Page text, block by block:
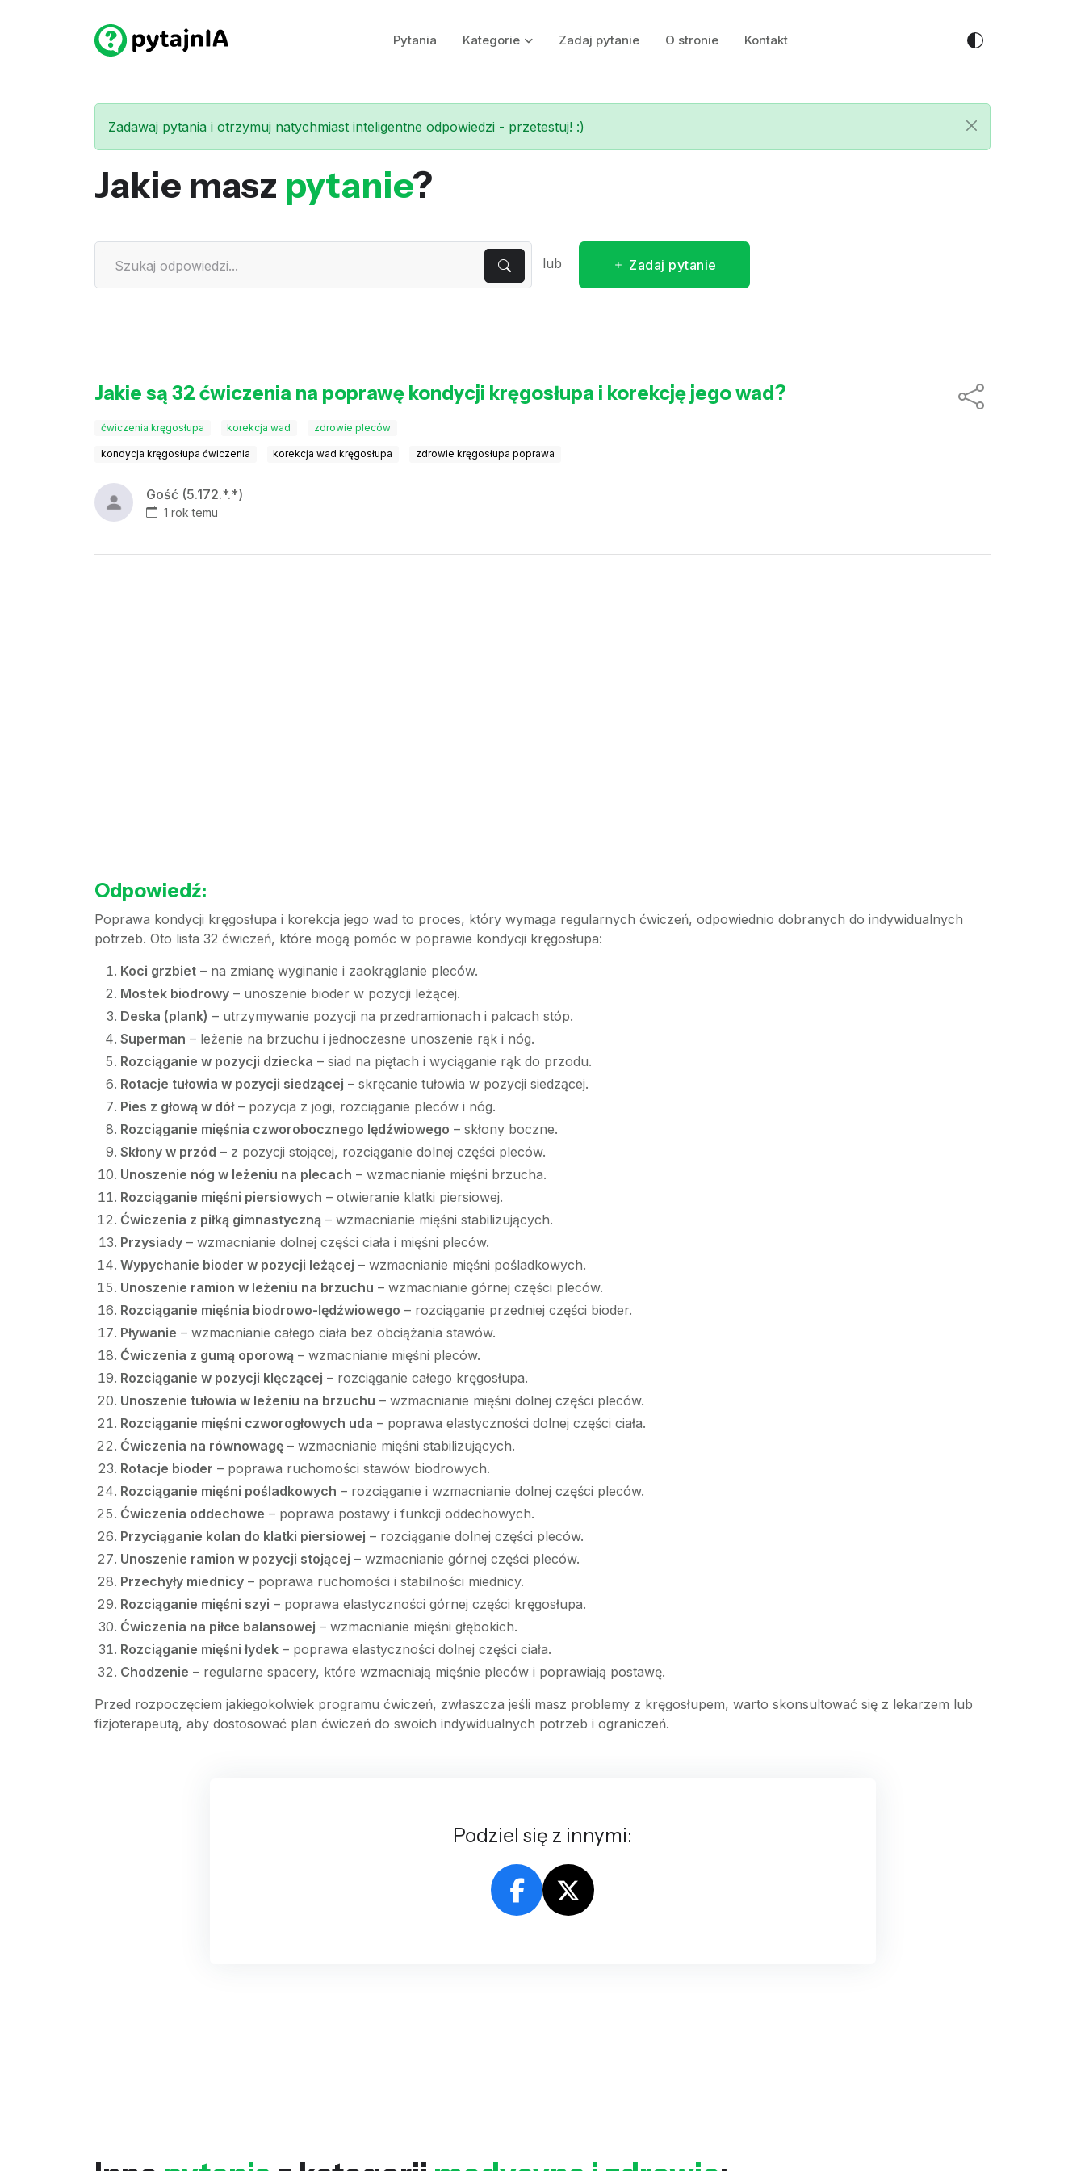
Pytania Kategorie Zadaj pytanie O stronie Kontakt
Zadawaj pytania i otrzymuj natychmiast inteligentne odpowiedzi - przetestuj! :)
Jakie masz pytanie?
lub Zadaj pytanie
Jakie są 32 ćwiczenia na poprawę kondycji kręgosłupa i korekcję jego wad?
ćwiczenia kręgosłupa korekcja wad zdrowie pleców
kondycja kręgosłupa ćwiczenia korekcja wad kręgosłupa zdrowie kręgosłupa poprawa
Gość (5.172.*.*)
1 rok temu
Odpowiedź:
Poprawa kondycji kręgosłupa i korekcja jego wad to proces, który wymaga regularnych ćwiczeń, odpowiednio dobranych do indywidualnych
potrzeb. Oto lista 32 ćwiczeń, które mogą pomóc w poprawie kondycji kręgosłupa:
Koci grzbiet – na zmianę wyginanie i zaokrąglanie pleców.
Mostek biodrowy – unoszenie bioder w pozycji leżącej.
Deska (plank) – utrzymywanie pozycji na przedramionach i palcach stóp.
Superman – leżenie na brzuchu i jednoczesne unoszenie rąk i nóg.
Rozciąganie w pozycji dziecka – siad na piętach i wyciąganie rąk do przodu.
Rotacje tułowia w pozycji siedzącej – skręcanie tułowia w pozycji siedzącej.
Pies z głową w dół– pozycja z jogi, rozciąganie pleców i nóg.
Rozciąganie mięśnia czworobocznego lędźwiowego – skłony boczne.
Skłony w przód – z pozycji stojącej, rozciąganie dolnej części pleców.
Unoszenie nóg w leżeniu na plecach – wzmacnianie mięśni brzucha.
Rozciąganie mięśni piersiowych – otwieranie klatki piersiowej.
Ćwiczenia z piłką gimnastyczną – wzmacnianie mięśni stabilizujących.
Przysiady – wzmacnianie dolnej części ciała i mięśni pleców.
Wypychanie bioder w pozycji leżącej – wzmacnianie mięśni pośladkowych.
Unoszenie ramion w leżeniu na brzuchu – wzmacnianie górnej części pleców.
Rozciąganie mięśnia biodrowo-lędźwiowego – rozciąganie przedniej części bioder.
Pływanie – wzmacnianie całego ciała bez obciążania stawów.
Ćwiczenia z gumą oporową – wzmacnianie mięśni pleców.
Rozciąganie w pozycji klęczącej – rozciąganie całego kręgosłupa.
Unoszenie tułowia w leżeniu na brzuchu – wzmacnianie mięśni dolnej części pleców.
Rozciąganie mięśni czworogłowych uda – poprawa elastyczności dolnej części ciała.
Ćwiczenia na równowagę – wzmacnianie mięśni stabilizujących.
Rotacje bioder – poprawa ruchomości stawów biodrowych.
Rozciąganie mięśni pośladkowych – rozciąganie i wzmacnianie dolnej części pleców.
Ćwiczenia oddechowe – poprawa postawy i funkcji oddechowych.
Przyciąganie kolan do klatki piersiowej – rozciąganie dolnej części pleców.
Unoszenie ramion w pozycji stojącej – wzmacnianie górnej części pleców.
Przechyły miednicy – poprawa ruchomości i stabilności miednicy.
Rozciąganie mięśni szyi – poprawa elastyczności górnej części kręgosłupa.
Ćwiczenia na piłce balansowej – wzmacnianie mięśni głębokich.
Rozciąganie mięśni łydek – poprawa elastyczności dolnej części ciała.
Chodzenie – regularne spacery, które wzmacniają mięśnie pleców i poprawiają postawę.
Przed rozpoczęciem jakiegokolwiek programu ćwiczeń, zwłaszcza jeśli masz problemy z kręgosłupem, warto skonsultować się z lekarzem lub
fizjoterapeutą, aby dostosować plan ćwiczeń do swoich indywidualnych potrzeb i ograniczeń.
Podziel się z innymi: